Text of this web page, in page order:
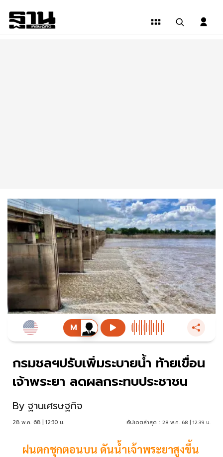
กรมชลฯปรับเพิ่มระบายน้ำ ท้ายเขื่อน
เจ้าพระยา ลดผลกระทบประชาชน
By ฐานเศรษฐกิจ
28 พ.ค. 68 | 12:30 น. อัปเดตล่าสุด : 28 พ.ค. 68 | 12:39 น.
ฝนตกชุกตอนบน ดันน้ำเจ้าพระยาสูงขึ้น